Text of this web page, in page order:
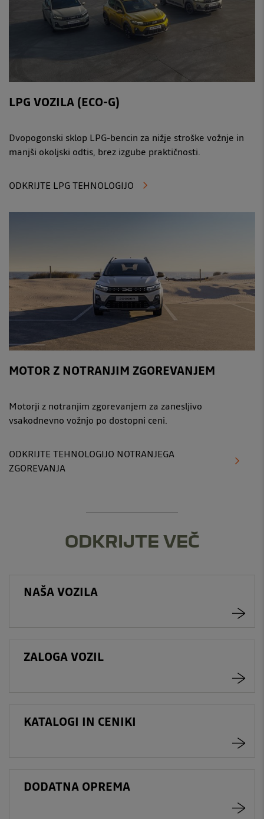
LPG VOZILA (ECO-G)
Dvopogonski sklop LPG-bencin za nižje stroške vožnje in
manjši okoljski odtis, brez izgube praktičnosti.
ODKRIJTE LPG TEHNOLOGIJO
MOTOR Z NOTRANJIM ZGOREVANJEM
Motorji z notranjim zgorevanjem za zanesljivo
vsakodnevno vožnjo po dostopni ceni.
ODKRIJTE TEHNOLOGIJO NOTRANJEGA
ZGOREVANJA
ODKRIJTE VEČ
NAŠA VOZILA
ZALOGA VOZIL
KATALOGI IN CENIKI
DODATNA OPREMA